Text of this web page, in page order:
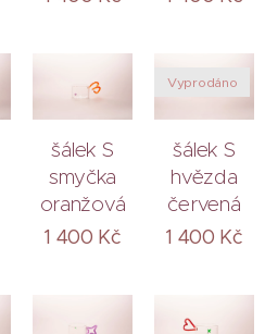
šálek S
smyčka
oranžová
1 400 Kč
šálek S
hvězda
červená
Vyprodáno
1 400 Kč